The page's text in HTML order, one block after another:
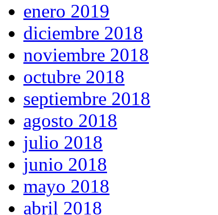
enero 2019
diciembre 2018
noviembre 2018
octubre 2018
septiembre 2018
agosto 2018
julio 2018
junio 2018
mayo 2018
abril 2018